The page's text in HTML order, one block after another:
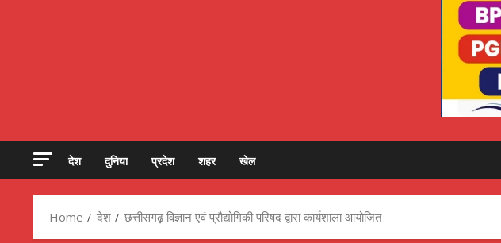
देश दुनिया प्रदेश शहर खेल
Home देश छत्तीसगढ़ विज्ञान एवं प्रौद्योगिकी परिषद द्वारा कार्यशाला आयोजित